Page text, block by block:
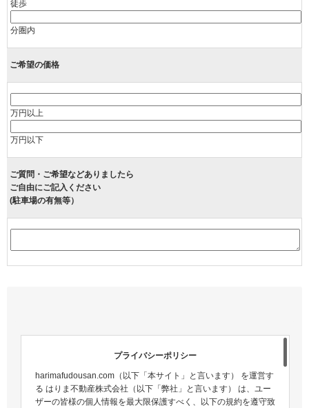
徒歩
分圏内
ご希望の価格
万円以上
万円以下
ご質問・ご希望などありましたら
ご自由にご記入ください
(駐車場の有無等）
プライバシーポリシー
harimafudousan.com（以下「本サイト」と言います） を運営す
る はりま不動産株式会社（以下「弊社」と言います） は、ユー
ザーの皆様の個人情報を最大限保護すべく、以下の規約を遵守致